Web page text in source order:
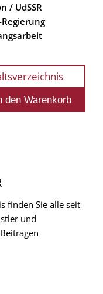
/ UdSSR
finden Sie alle seit
und